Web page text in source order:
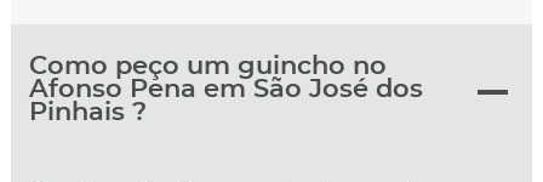
Como peço um guincho no
Afonso Pena em São José dos
Pinhais ?